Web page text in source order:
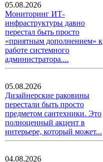
05.08.2026
Мониторинг ИТ-
инфраструктуры давно
перестал быть просто
«приятным дополнением» к
работе системного
администратора....
05.08.2026
Дизайнерские раковины
перестали быть просто
предметом сантехники. Это
полноценный акцент в
интерьере, который может...
04.08.2026